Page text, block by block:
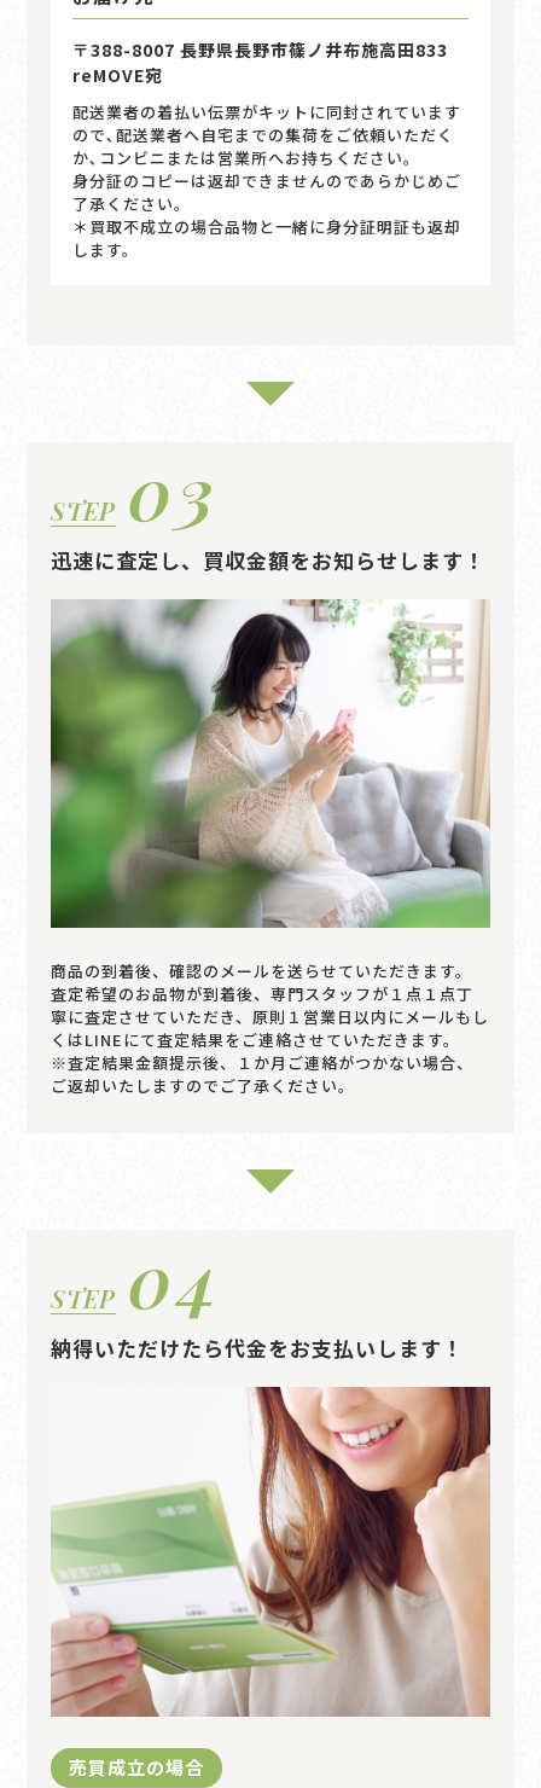
〒388-8007 長野県長野市篠ノ井布施高田833
reMOVE宛
配送業者の着払い伝票がキットに同封されています
ので､配送業者へ自宅までの集荷をご依頼いただく
か､コンビニまたは営業所へお持ちください｡
身分証のコピーは返却できませんのであらかじめご
了承ください。
＊買取不成立の場合品物と一緒に身分証明証も返却
します。
STEP 03
迅速に査定し、買収金額をお知らせします！
商品の到着後、確認のメールを送らせていただきます。
査定希望のお品物が到着後、専門スタッフが１点１点丁
寧に査定させていただき、原則１営業日以内にメールもし
くはLINEにて査定結果をご連絡させていただきます。
※査定結果金額提示後、１か月ご連絡がつかない場合、
ご返却いたしますのでご了承ください。
STEP 04
納得いただけたら代金をお支払いします！
売買成立の場合